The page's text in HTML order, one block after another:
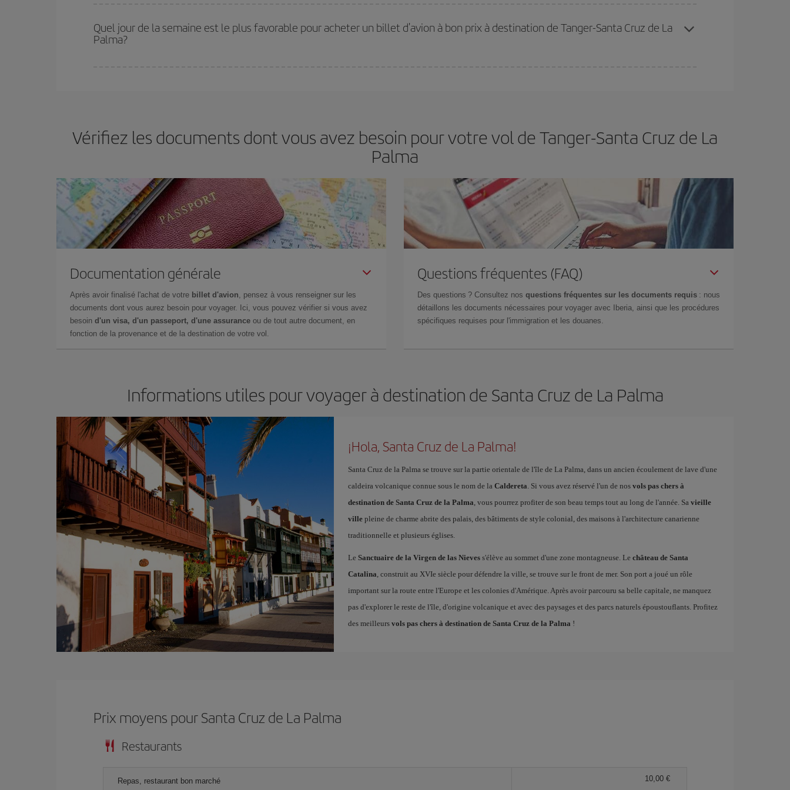
Quel jour de la semaine est le plus favorable pour acheter un billet d'avion à bon prix à destination de Tanger-Santa Cruz de La
Palma?
Vérifiez les documents dont vous avez besoin pour votre vol de Tanger-Santa Cruz de La
Palma
Documentation générale
Après avoir finalisé l'achat de votre billet d'avion, pensez à vous renseigner sur les
documents dont vous aurez besoin pour voyager. Ici, vous pouvez vérifier si vous avez
besoin d'un visa, d'un passeport, d'une assurance ou de tout autre document, en
fonction de la provenance et de la destination de votre vol.
Questions fréquentes (FAQ)
Des questions ? Consultez nos questions fréquentes sur les documents requis : nous
détaillons les documents nécessaires pour voyager avec Iberia, ainsi que les procédures
spécifiques requises pour l'immigration et les douanes.
Informations utiles pour voyager à destination de Santa Cruz de La Palma
¡Hola, Santa Cruz de La Palma!
Santa Cruz de la Palma se trouve sur la partie orientale de l'île de La Palma, dans un ancien écoulement de lave d'une
caldeira volcanique connue sous le nom de la Caldereta. Si vous avez réservé l'un de nos vols pas chers à
destination de Santa Cruz de la Palma, vous pourrez profiter de son beau temps tout au long de l'année. Sa vieille
villepleine de charme abrite des palais, des bâtiments de style colonial, des maisons à l'architecture canarienne
traditionnelle et plusieurs églises.
Le Sanctuaire de la Virgen de las Nievess'élève au sommet d'une zone montagneuse. Le château de Santa
Catalina, construit au XVIe siècle pour défendre la ville, se trouve sur le front de mer. Son port a joué un rôle
important sur la route entre l'Europe et les colonies d'Amérique. Après avoir parcouru sa belle capitale, ne manquez
pas d'explorer le reste de l'île, d'origine volcanique et avec des paysages et des parcs naturels époustouflants. Profitez
des meilleurs vols pas chers à destination de Santa Cruz de la Palma !
Prix ​​moyens pour Santa Cruz de La Palma
Restaurants
Repas, restaurant bon marché 10,00 €